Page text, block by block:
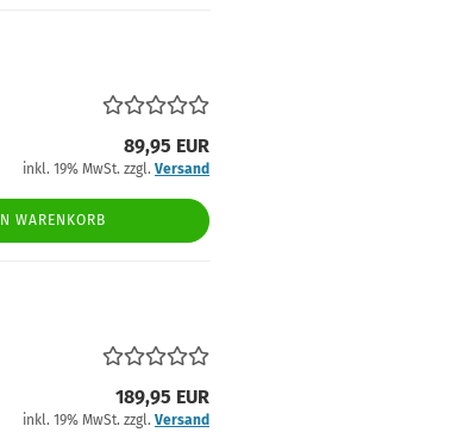
89,95 EUR
inkl. 19% MwSt. zzgl. Versand
WARENKORB
189,95 EUR
inkl. 19% MwSt. zzgl. Versand